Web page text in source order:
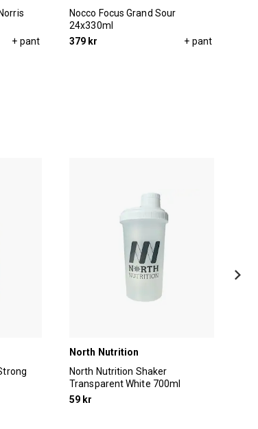
+ pant
Nocco Focus Grand Sour
24x330ml
379 kr
+ pant
North Nutrition
North Nutrition Shaker
Transparent White 700ml
59 kr